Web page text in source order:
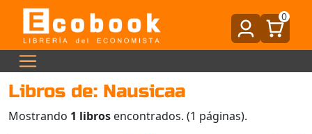
0
Libros de: Nausicaa
Mostrando 1 libros encontrados. (1 páginas).